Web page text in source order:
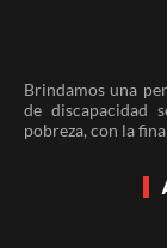
Brindamos una
de discapacidad
pobreza, con la